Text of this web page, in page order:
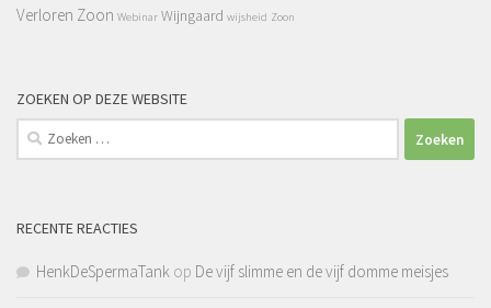
Verloren Zoon Webinar Wijngaard wijsheid Zoon
ZOEKEN OP DEZE WEBSITE
Zoeken
naar:
RECENTE REACTIES
HenkDeSpermaTank op De vijf slimme en de vijf domme meisjes